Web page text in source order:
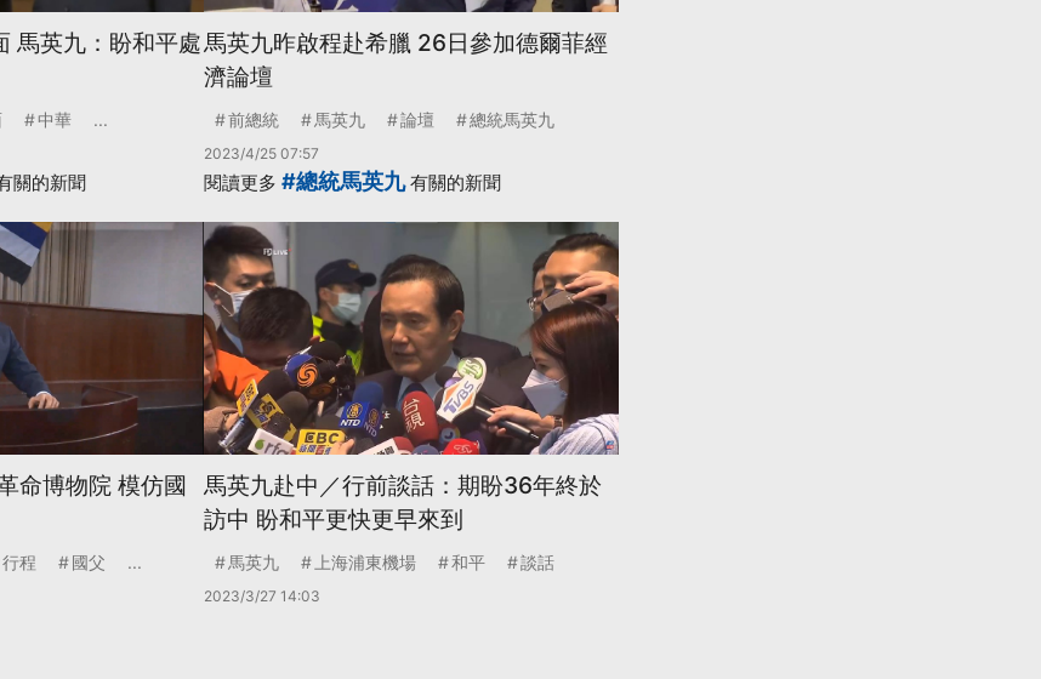
馬英九：盼和平處
中華 ...
馬英九昨啟程赴希臘 26日參加德爾菲經
濟論壇
前總統 馬英九 論壇 總統馬英九
2023/4/25 07:57
關的新聞
命博物院 模仿國
行程 國父 ...
閱讀更多 #總統馬英九有關的新聞
馬英九赴中／行前談話：期盼36年終於
訪中 盼和平更快更早來到
馬英九 上海浦東機場 和平 談話
2023/3/27 14:03